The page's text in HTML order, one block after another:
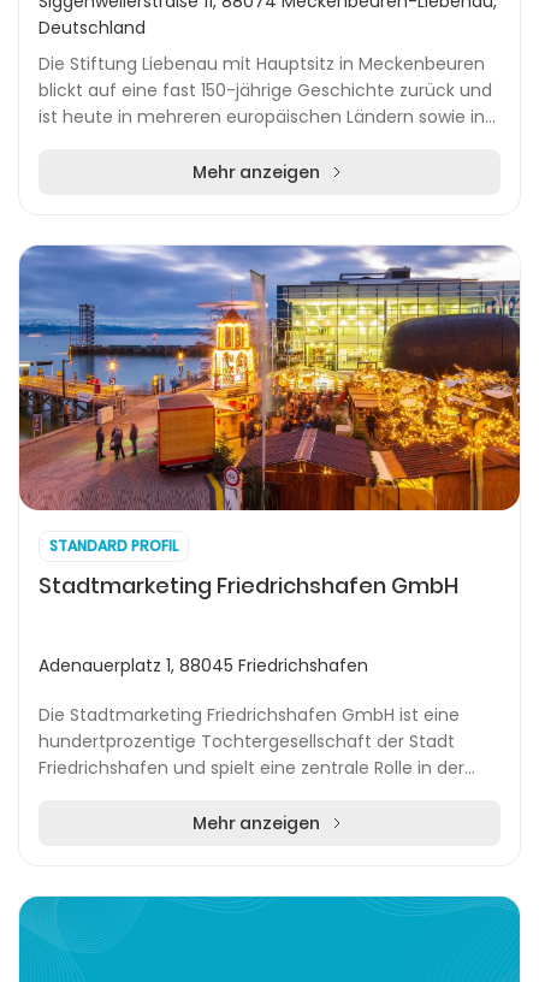
Deutschland
Die Stiftung Liebenau mit Hauptsitz in Meckenbeuren
blickt auf eine fast 150-jährige Geschichte zurück und
ist heute in mehreren europäischen Ländern sowie in
Mehr anzeigen
STANDARD PROFIL
Stadtmarketing Friedrichshafen GmbH
Adenauerplatz 1, 88045 Friedrichshafen
Die Stadtmarketing Friedrichshafen GmbH ist eine
hundertprozentige Tochtergesellschaft der Stadt
Friedrichshafen und spielt eine zentrale Rolle in der
Mehr anzeigen